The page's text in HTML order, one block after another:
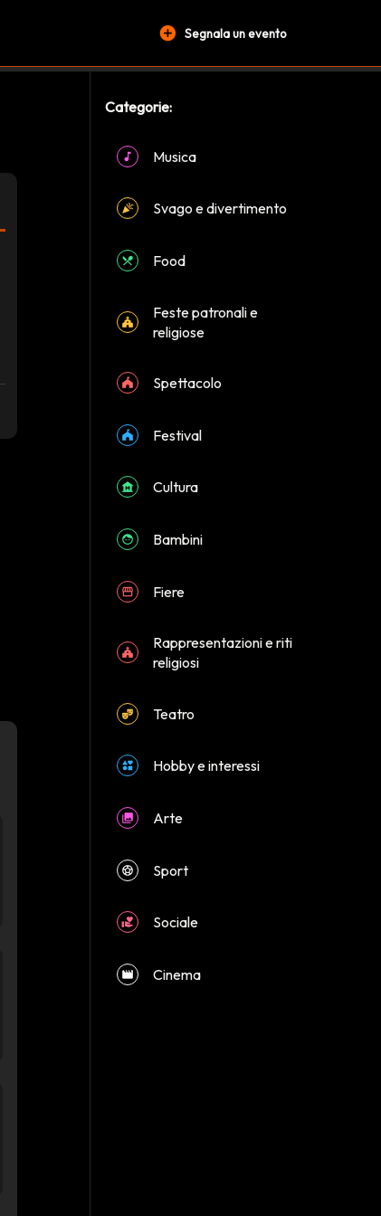
add_circle Segnala un evento
Categorie:
Musica
Svago e divertimento
Food
Feste patronali e
religiose
Spettacolo
Festival
Cultura
Bambini
Fiere
Rappresentazioni e riti
religiosi
Teatro
Hobby e interessi
Arte
Sport
Sociale
Cinema